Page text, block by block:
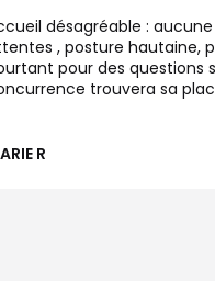
désagréable :
, posture hautaine,
pour des questions
trouvera sa
R